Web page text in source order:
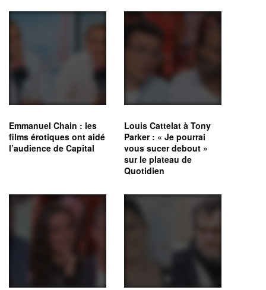
Emmanuel Chain : les
films érotiques ont aidé
l’audience de Capital
Louis Cattelat à Tony
Parker : « Je pourrai
vous sucer debout »
sur le plateau de
Quotidien